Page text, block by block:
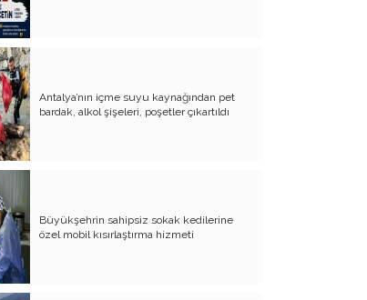
Antalya’nın içme suyu kaynağından pet
bardak, alkol şişeleri, poşetler çıkartıldı
Büyükşehrin sahipsiz sokak kedilerine
özel mobil kısırlaştırma hizmeti